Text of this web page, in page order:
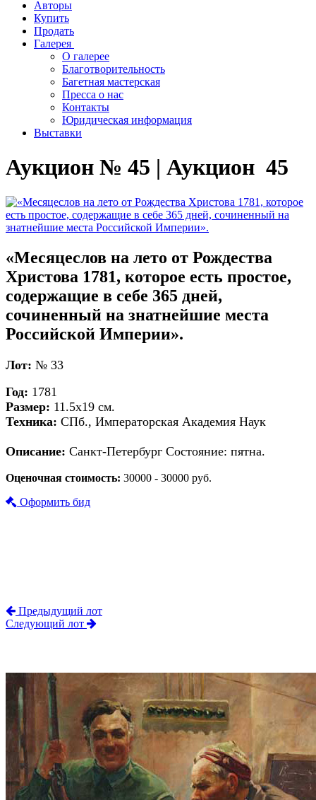
Авторы
Купить
Продать
Галерея
О галерее
Благотворительность
Багетная мастерская
Пресса о нас
Контакты
Юридическая информация
Выставки
Аукцион № 45 | Аукцион 45
«Месяцеслов на лето от Рождества
Христова 1781, которое есть простое,
содержащие в себе 365 дней,
сочиненный на знатнейшие места
Российской Империи».
Лот: № 33
Год: 1781
Размер: 11.5х19 см.
Техника: СПб., Императорская Академия Наук
Описание: Санкт-Петербург Состояние: пятна.
Оценочная стоимость: 30000 - 30000 руб.
Оформить бид
Предыдущий лот
Следующий лот